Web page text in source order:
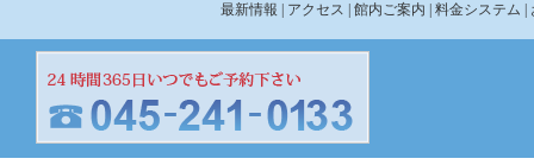
最新情報 | アクセス | 館内ご案内 | 料金システム